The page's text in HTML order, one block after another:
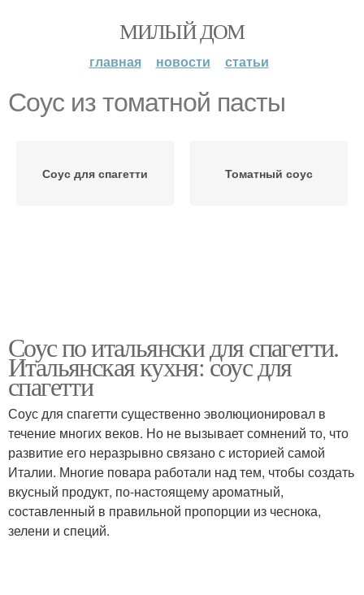
МИЛЫЙ ДОМ
главная новости статьи
Соус из томатной пасты
Соус для спагетти Томатный соус
Соус по итальянски для спагетти.
Итальянская кухня: соус для
спагетти
Соус для спагетти существенно эволюционировал в
течение многих веков. Но не вызывает сомнений то, что
развитие его неразрывно связано с историей самой
Италии. Многие повара работали над тем, чтобы создать
вкусный продукт, по-настоящему ароматный,
составленный в правильной пропорции из чеснока,
зелени и специй.